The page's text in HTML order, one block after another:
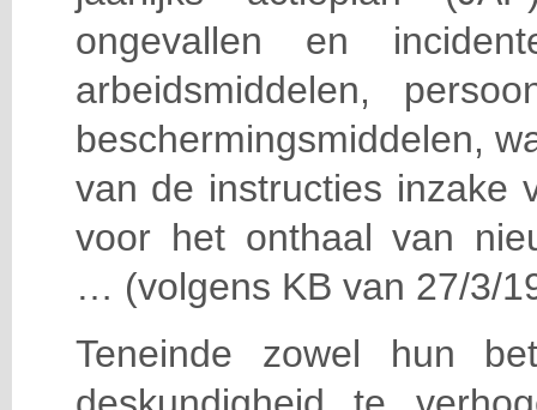
ongevallen en
arbeidsmiddelen,
beschermingsmiddelen,
van de instructies inzake
voor het onthaal van
… (volgens KB van 27/3/
Teneinde zowel hun